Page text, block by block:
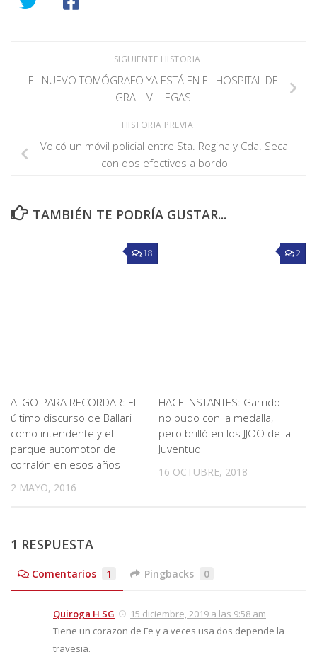
SIGUIENTE HISTORIA
EL NUEVO TOMÓGRAFO YA ESTÁ EN EL HOSPITAL DE
GRAL. VILLEGAS
HISTORIA PREVIA
Volcó un móvil policial entre Sta. Regina y Cda. Seca
con dos efectivos a bordo
TAMBIÉN TE PODRÍA GUSTAR...
18
ALGO PARA RECORDAR: El
último discurso de Ballari
como intendente y el
parque automotor del
corralón en esos años
2 MAYO, 2016
2
HACE INSTANTES: Garrido
no pudo con la medalla,
pero brilló en los JJOO de la
Juventud
16 OCTUBRE, 2018
1 RESPUESTA
Comentarios 1 Pingbacks 0
Quiroga H SG
15 diciembre, 2019 a las 9:58 am
Tiene un corazon de Fe y a veces usa dos depende la
travesia.